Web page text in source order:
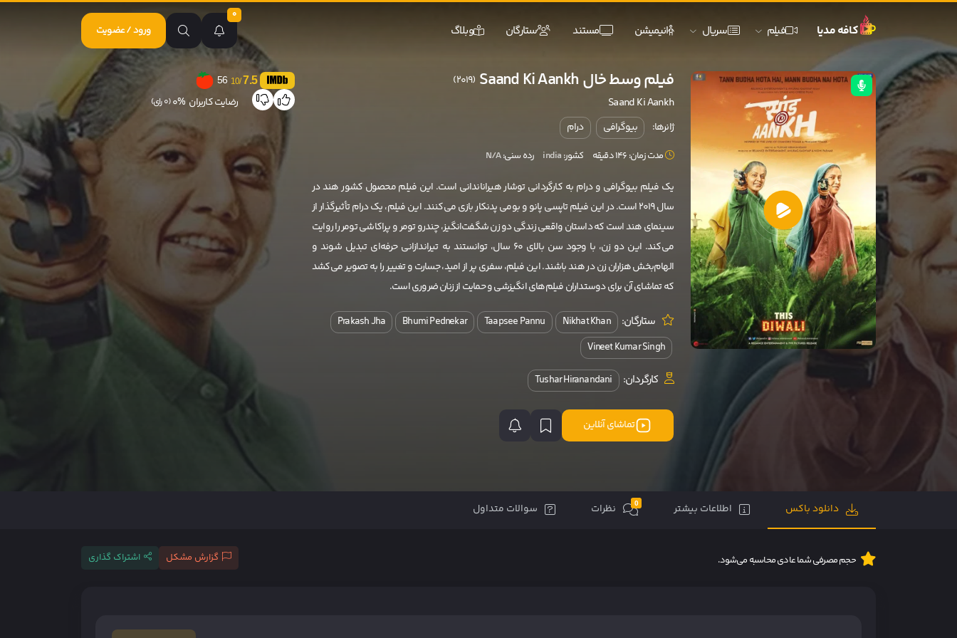
کافه مدیا فیلم سریال انیمیشن مستند ستارگان وبلاگ
0
ورود / عضویت
فیلم وسط خال Saand Ki Aankh (2019)
Saand Ki Aankh
ژانرها: بیوگرافی درام
مدت زمان: 146 دقیقه کشور: india رده سنی:N/A
یک فیلم بیوگرافی و درام به کارگردانی توشار هیراناندانی است. این فیلم محصول کشور هند در
سال 2019 است. در این فیلم تاپسی پانو و بومی پدنکار بازی می‌کنند. این فیلم، یک درام تأثیرگذار از
سینمای هند است که داستان واقعی زندگی دو زن شگفت‌انگیز، چندرو تومر و پراکاشی تومر را روایت
می‌کند. این دو زن، با وجود سن بالای 60 سال، توانستند به تیراندازانی حرفه‌ای تبدیل شوند و
الهام‌بخش هزاران زن در هند باشند. این فیلم، سفری پر از امید، جسارت و تغییر را به تصویر می‌کشد
که تماشای آن برای دوستداران فیلم‌های انگیزشی و حمایت از زنان ضروری است.
ستارگان: Nikhat Khan
Taapsee Pannu
Bhumi Pednekar
Prakash Jha
Vineet Kumar Singh
کارگردان: Tushar Hiranandani
تماشای آنلاین
7.5
/10
56
رضایت کاربران 0% (0 رای)
دانلود باکس اطلاعات بیشتر 0 نظرات سوالات متداول
حجم مصرفی شما عادی محاسبه می‌شود. گزارش مشکل اشتراک گذاری